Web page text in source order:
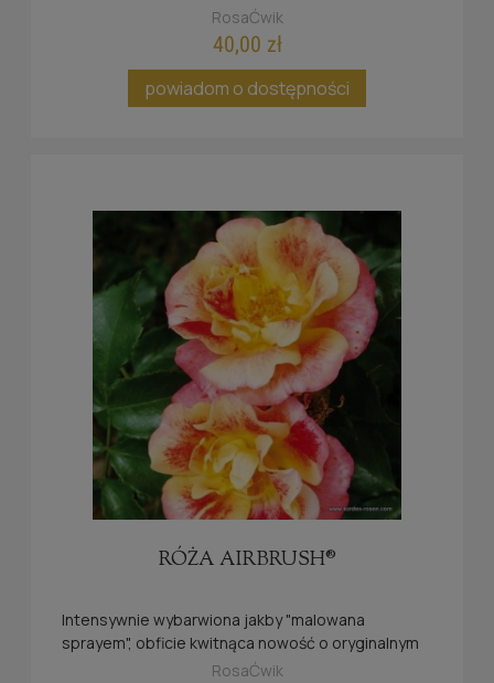
RosaĆwik
40,00 zł
powiadom o dostępności
RÓŻA AIRBRUSH®
Intensywnie wybarwiona jakby "malowana
sprayem", obficie kwitnąca nowość o oryginalnym
wybarwieniu płatków.RosaĆwik